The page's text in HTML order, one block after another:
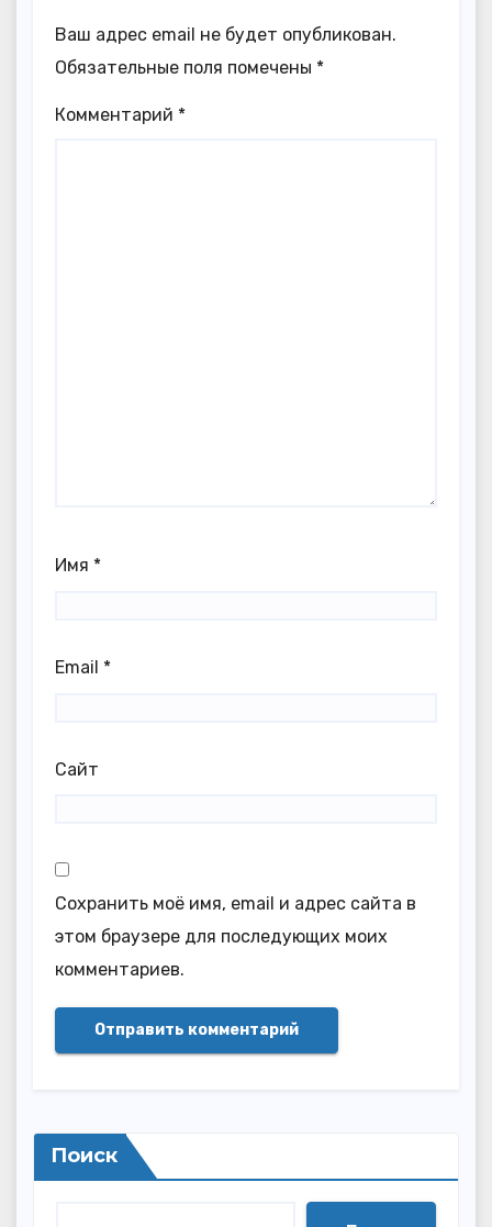
Ваш адрес email не будет опубликован.
Обязательные поля помечены *
Комментарий *
Имя *
Email *
Сайт
Сохранить моё имя, email и адрес сайта в
этом браузере для последующих моих
комментариев.
Поиск